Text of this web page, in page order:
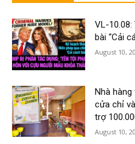
VL-
bài “Cải
August 10,
Nhà
cửa chỉ
trợ
August 10,